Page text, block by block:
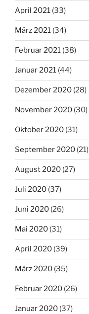
April 2021 (33)
März 2021 (34)
Februar 2021 (38)
Januar 2021 (44)
Dezember 2020 (28)
November 2020 (30)
Oktober 2020 (31)
September 2020 (21)
August 2020 (27)
Juli 2020 (37)
Juni 2020 (26)
Mai 2020 (31)
April 2020 (39)
März 2020 (35)
Februar 2020 (26)
Januar 2020 (37)